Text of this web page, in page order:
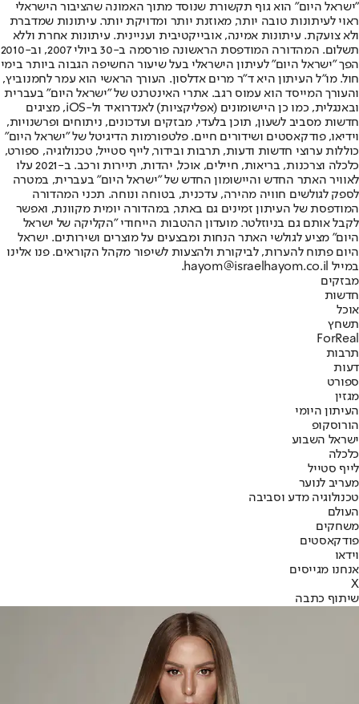
"ישראל היום" הוא גוף תקשורת שנוסד מתוך האמונה שהציבור הישראלי
ראוי לעיתונות טובה יותר, מאוזנת יותר ומדויקת יותר. עיתונות שמדברת
ולא צועקת. עיתונות אמינה, אובייקטיבית ועניינית. עיתונות אחרת וללא
תשלום. המהדורה המודפסת הראשונה פורסמה ב-30 ביולי 2007, וב-2010
הפך "ישראל היום" לעיתון הישראלי בעל שיעור החשיפה הגבוה ביותר בימי
חול. מו"ל העיתון היא ד"ר מרים אדלסון. העורך הראשי הוא עמר לחמנוביץ,
והעורך המייסד הוא עמוס רגב. אתרי האינטרנט של "ישראל היום" בעברית
ובאנגלית, כמו כן היישומונים (אפליקציות) לאנדרואיד ול-iOS, מציגים
חדשות מסביב לשעון, תוכן בלעדי, מבזקים ועדכונים, ניתוחים ופרשנויות,
וידיאו, פודקאסטים ושידורים חיים. פלטפורמות הדיגיטל של "ישראל היום"
כוללות ערוצי חדשות ודעות, תרבות ובידור, לייף סטייל, טכנולוגיה, ספורט,
כלכלה וצרכנות, בריאות, חיילים, אוכל, יהדות, תיירות ורכב. ב-2021 עלו
לאוויר האתר החדש והיישומון החדש של "ישראל היום" בעברית, במטרה
לספק לגולשים חוויה מהירה, עדכנית, בטוחה ונוחה. תכני המהדורה
המודפסת של העיתון זמינים גם באתר, במהדורה יומית מקוונת, ואפשר
לקבל אותם גם בניוזלטר. מועדון ההטבות הייחודי "הקליקה של ישראל
היום" מציע לגולשי האתר הנחות ומבצעים על מוצרים ושירותים. ישראל
היום פתוח להערות, לביקורת ולהצעות לשיפור מקהל הקוראים. פנו אלינו
במייל hayom@israelhayom.co.il.
מבזקים
חדשות
אוכל
תשחץ
ForReal
תרבות
דעות
ספורט
מגזין
העיתון היומי
הורוסקופ
ישראל השבוע
כלכלה
לייף סטייל
מעריב לנוער
טכנולוגיה מדע וסביבה
העולם
משחקים
פודקאסטים
וידאו
אנחנו מגייסים
X
שיתוף כתבה